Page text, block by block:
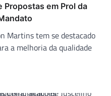
em Prol da
Martins tem se destacado
a melhoria da qualidade